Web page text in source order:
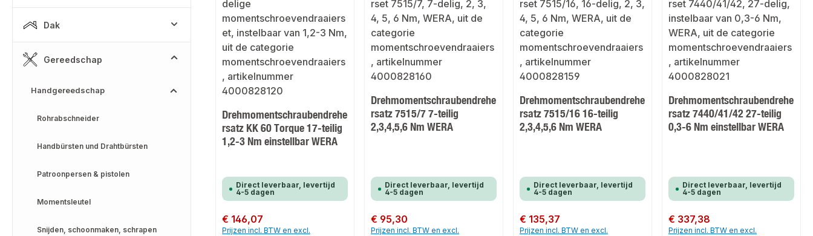
Dak
Gereedschap
Handgereedschap
Rohrabschneider
Handbürsten und Drahtbürsten
Patroonpersen & pistolen
Momentsleutel
Snijden, schoonmaken, schrapen
Drehmomentschraubendrehe
rsatz KK 60 Torque 17-teilig
1,2-3 Nm einstellbar WERA
Direct leverbaar, levertijd
4-5 dagen
Normale prijs:
€ 146,07
Prijzen incl. BTW en excl.
Drehmomentschraubendrehe
rsatz 7515/7 7-teilig
2,3,4,5,6 Nm WERA
Direct leverbaar, levertijd
4-5 dagen
Normale prijs:
€ 95,30
Prijzen incl. BTW en excl.
Drehmomentschraubendrehe
rsatz 7515/16 16-teilig
2,3,4,5,6 Nm WERA
Direct leverbaar, levertijd
4-5 dagen
Normale prijs:
€ 135,37
Prijzen incl. BTW en excl.
Drehmomentschraubendrehe
rsatz 7440/41/42 27-teilig
0,3-6 Nm einstellbar WERA
Direct leverbaar, levertijd
4-5 dagen
Normale prijs:
€ 337,38
Prijzen incl. BTW en excl.